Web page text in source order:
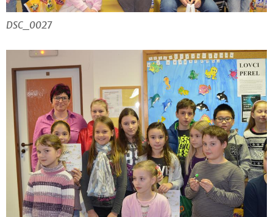
DSC_0027